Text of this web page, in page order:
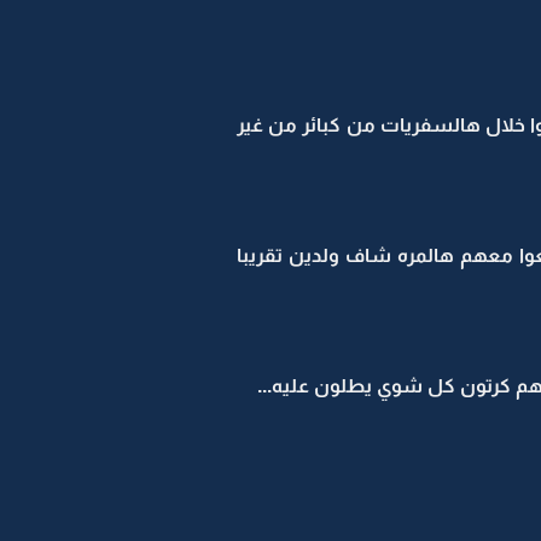
خلال هالسفريات من كبائر من غير
معهم هالمره شاف ولدين تقريبا
كرتون كل شوي يطلون عليه...